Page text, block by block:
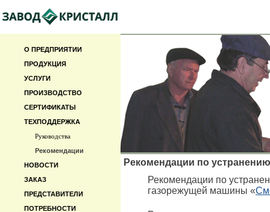
О ПРЕДПРИЯТИИ
ПРОДУКЦИЯ
УСЛУГИ
ПРОИЗВОДСТВО
СЕРТИФИКАТЫ
ТЕХПОДДЕРЖКА
Руководства
Рекомендации
НОВОСТИ
ЗАКАЗ
ПРЕДСТАВИТЕЛИ
ПОТРЕБНОСТИ
Рекомендации по
Рекомендации по
газорежущей машины «